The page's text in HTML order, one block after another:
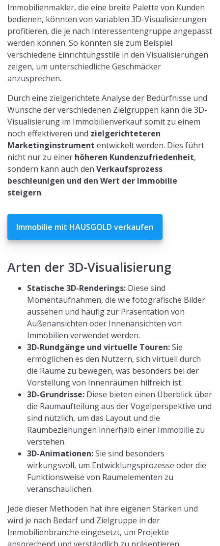
Immobilienmakler, die eine breite Palette von Kunden
bedienen, könnten von variablen 3D-Visualisierungen
profitieren, die je nach Interessentengruppe angepasst
werden können. So könnten sie zum Beispiel
verschiedene Einrichtungsstile in den Visualisierungen
zeigen, um unterschiedliche Geschmäcker
anzusprechen.
Durch eine zielgerichtete Analyse der Bedürfnisse und
Wünsche der verschiedenen Zielgruppen kann die 3D-
Visualisierung im Immobilienverkauf somit zu einem
noch effektiveren und zielgerichteteren
Marketinginstrument entwickelt werden. Dies führt
nicht nur zu einer höheren Kundenzufriedenheit,
sondern kann auch den Verkaufsprozess
beschleunigen und den Wert der Immobilie
steigern.
Immobilie mit HAUSGOLD verkaufen
Arten der 3D-Visualisierung
Statische 3D-Renderings: Diese sind
Momentaufnahmen, die wie fotografische Bilder
aussehen und häufig zur Präsentation von
Außenansichten oder Innenansichten von
Immobilien verwendet werden.
3D-Rundgänge und virtuelle Touren:Sie
ermöglichen es den Nutzern, sich virtuell durch
die Räume zu bewegen, was besonders bei der
Vorstellung von Innenräumen hilfreich ist.
3D-Grundrisse: Diese bieten einen Überblick über
die Raumaufteilung aus der Vogelperspektive und
sind nützlich, um das Layout und die
Raumbeziehungen innerhalb einer Immobilie zu
verstehen.
3D-Animationen:Sie sind besonders
wirkungsvoll, um Entwicklungsprozesse oder die
Funktionsweise von Raumelementen zu
veranschaulichen.
Jede dieser Methoden hat ihre eigenen Stärken und
wird je nach Bedarf und Zielgruppe in der
Immobilienbranche eingesetzt, um Projekte